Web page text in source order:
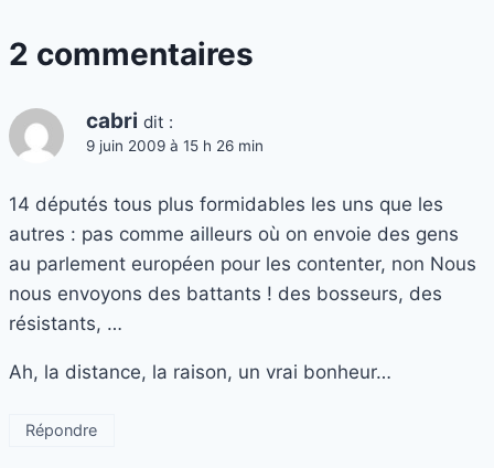
2 commentaires
cabri dit :
9 juin 2009 à 15 h 26 min
14 députés tous plus formidables les uns que les
autres : pas comme ailleurs où on envoie des gens
au parlement européen pour les contenter, non Nous
nous envoyons des battants ! des bosseurs, des
résistants, …
Ah, la distance, la raison, un vrai bonheur…
Répondre